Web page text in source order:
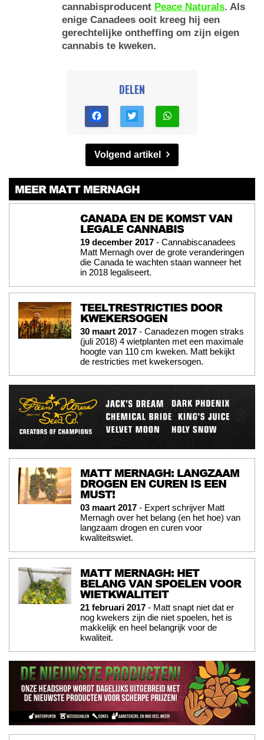
cannabisproducent Peace Naturals. Als
enige Canadees ooit kreeg hij een
gerechtelijke ontheffing om zijn eigen
cannabis te kweken.
DELEN
Volgend artikel
MEER MATT MERNAGH
CANADA EN DE KOMST VAN
LEGALE CANNABIS
19 december 2017 - Cannabiscanadees
Matt Mernagh over de grote veranderingen
die Canada te wachten staan wanneer het
in 2018 legaliseert.
TEELTRESTRICTIES DOOR
KWEKERSOGEN
30 maart 2017 - Canadezen mogen straks
(juli 2018) 4 wietplanten met een maximale
hoogte van 110 cm kweken. Matt bekijkt
de restricties met kwekersogen.
MATT MERNAGH: LANGZAAM
DROGEN EN CUREN IS EEN
MUST!
03 maart 2017 - Expert schrijver Matt
Mernagh over het belang (en het hoe) van
langzaam drogen en curen voor
kwaliteitswiet.
MATT MERNAGH: HET
BELANG VAN SPOELEN VOOR
WIETKWALITEIT
21 februari 2017 - Matt snapt niet dat er
nog kwekers zijn die niet spoelen, het is
makkelijk en heel belangrijk voor de
kwaliteit.